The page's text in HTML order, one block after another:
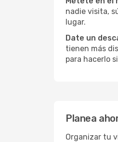
nadie visita,
lugar.
Date un
tienen más
para hacerlo
Planea
Organizar tu